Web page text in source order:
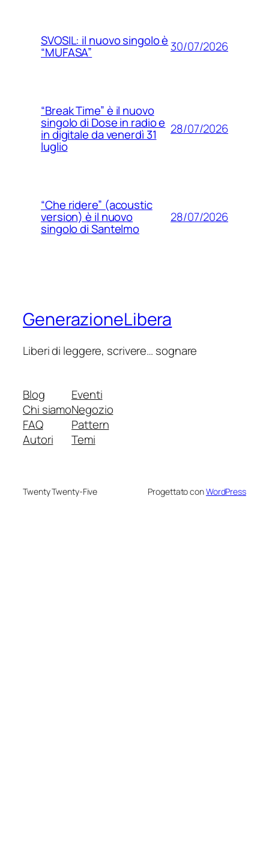
SVOSIL: il nuovo singolo è
“MUFASA” 30/07/2026
“Break Time” è il nuovo
singolo di Dose in radio e
in digitale da venerdì 31
luglio
28/07/2026
“Che ridere” (acoustic
version) è il nuovo
singolo di Santelmo
28/07/2026
GenerazioneLibera
Liberi di leggere, scrivere… sognare
Blog
Chi siamo
FAQ
Autori
Eventi
Negozio
Pattern
Temi
Twenty Twenty-Five Progettato conWordPress